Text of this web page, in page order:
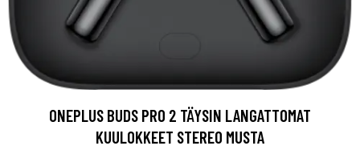
ONEPLUS BUDS PRO 2 TÄYSIN LANGATTOMAT
KUULOKKEET STEREO MUSTA